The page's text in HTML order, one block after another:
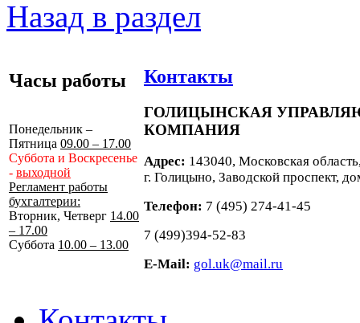
Назад в раздел
Часы работы
Понедельник –
Пятница 09.00 – 17.00
Суббота и Воскресенье
- выходной
Регламент работы
бухгалтерии:
Вторник, Четверг 14.00
– 17.00
Суббота 10.00 – 13.00
Контакты
ГОЛИЦЫНСКАЯ
КОМПАНИЯ
Адрес: 143040, Московская
г. Голицыно, Заводской проспект,
Телефон: 7 (495) 274-41-45
7 (499)394-52-83
E-Mail: gol.uk@mail.ru